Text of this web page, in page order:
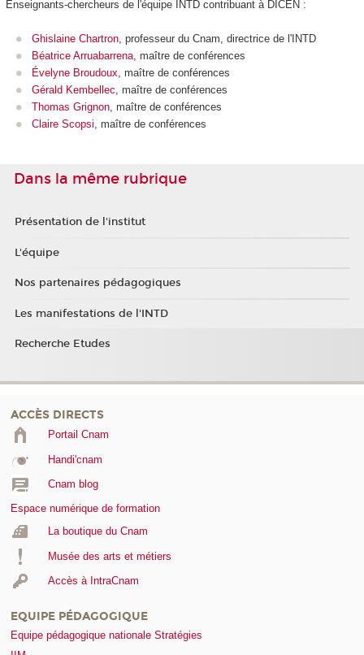
Enseignants-chercheurs de l'équipe INTD contribuant à DICEN :
Ghislaine Chartron, professeur du Cnam, directrice de l'INTD
Béatrice Arruabarrena, maître de conférences
Évelyne Broudoux, maître de conférences
Gérald Kembellec, maître de conférences
Thomas Grignon, maître de conférences
Claire Scopsi, maître de conférences
Dans la même rubrique
Présentation de l'institut
L'équipe
Nos partenaires pédagogiques
Les manifestations de l'INTD
Recherche Etudes
ACCÈS DIRECTS
Portail Cnam
Handi'cnam
Cnam blog
Espace numérique de formation
La boutique du Cnam
Musée des arts et métiers
Accès à IntraCnam
EQUIPE PÉDAGOGIQUE
Equipe pédagogique nationale Stratégies